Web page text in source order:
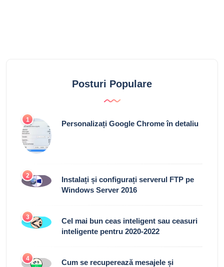
Posturi Populare
1 Personalizați Google Chrome în detaliu
2
Instalați și configurați serverul FTP pe
Windows Server 2016
3
Cel mai bun ceas inteligent sau ceasuri
inteligente pentru 2020-2022
4
Cum se recuperează mesajele și